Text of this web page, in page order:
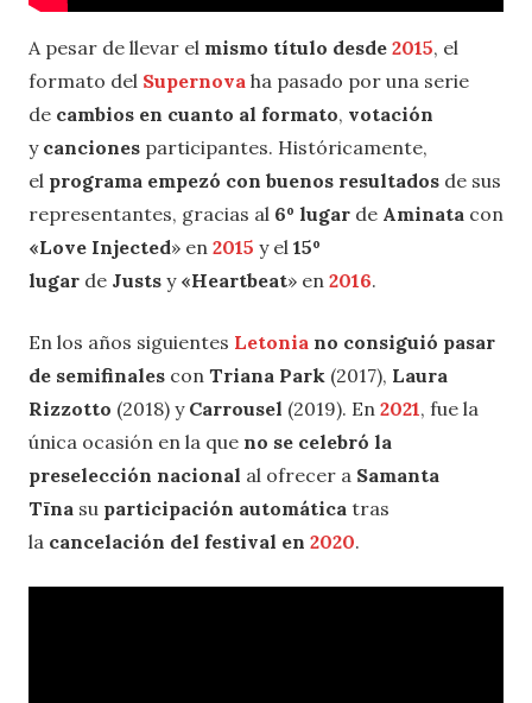
A pesar de llevar el mismo título desde 2015, el
formato del Supernova ha pasado por una serie
de cambios en cuanto al formato, votación
y canciones participantes. Históricamente,
el programa empezó con buenos resultados de sus
representantes, gracias al 6º lugar de Aminata con
«Love Injected» en 2015 y el 15º
lugar de Justs y «Heartbeat» en 2016.
En los años siguientes Letonia no consiguió pasar
de semifinales con Triana Park (2017), Laura
Rizzotto (2018) y Carrousel (2019). En 2021, fue la
única ocasión en la que no se celebró la
preselección nacional al ofrecer a Samanta
Tīna su participación automática tras
la cancelación del festival en 2020.